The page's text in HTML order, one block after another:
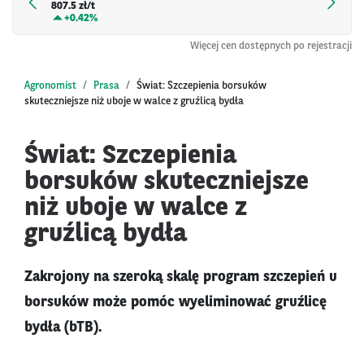
807.5 zł/t
+0.42%
Więcej cen dostępnych po rejestracji
Agronomist Prasa
Świat: Szczepienia borsuków
skuteczniejsze niż uboje w walce z gruźlicą bydła
Świat: Szczepienia
borsuków skuteczniejsze
niż uboje w walce z
gruźlicą bydła
Zakrojony na szeroką skalę program szczepień u
borsuków może pomóc wyeliminować gruźlicę
bydła (bTB).